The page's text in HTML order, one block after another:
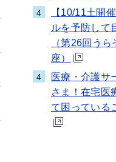
4
【10/11土開
ルを予防して
（第26回う
座）
4
医療・介護サ
さま！在宅医
て困っている